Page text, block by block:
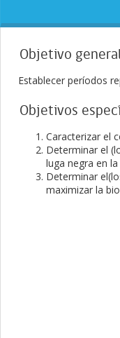
Objetivo
Establecer períodos
Objetivos
Caracterizar el
Determinar el
luga negra en la
Determinar
maximizar la